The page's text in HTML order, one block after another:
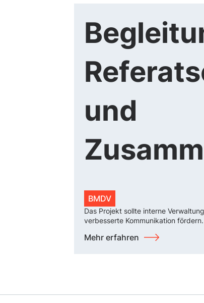
und
BMDV
Das Projekt sollte interne
verbesserte Kommunikation fördern.
Mehr erfahren